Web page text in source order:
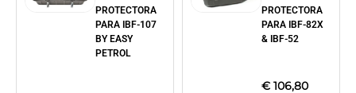
PROTECTORA
PARA IBF-107
BY EASY
PETROL
PROTECTORA
PARA IBF-82X
& IBF-52
€106,80